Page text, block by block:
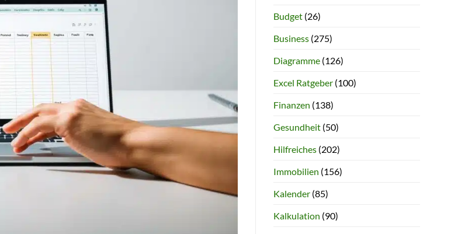
Budget(26)
Business(275)
Diagramme(126)
Excel Ratgeber(100)
Finanzen (138)
Gesundheit(50)
Hilfreiches(202)
Immobilien (156)
Kalender(85)
Kalkulation (90)